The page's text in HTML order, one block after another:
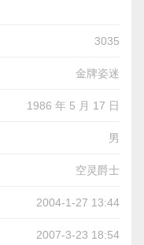
3035
金牌姿迷
1986 年 5 月 17 日
男
空灵爵士
2004-1-27 13:44
2007-3-23 18:54